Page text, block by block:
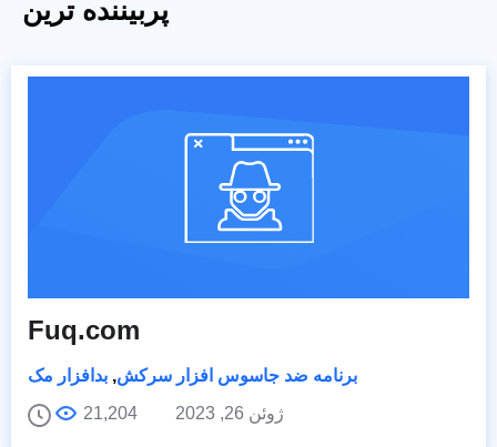
پربیننده ترین
Fuq.com
برنامه ضد جاسوس افزار سرکش, بدافزار مک
ژوئن 26, 2023
21,204